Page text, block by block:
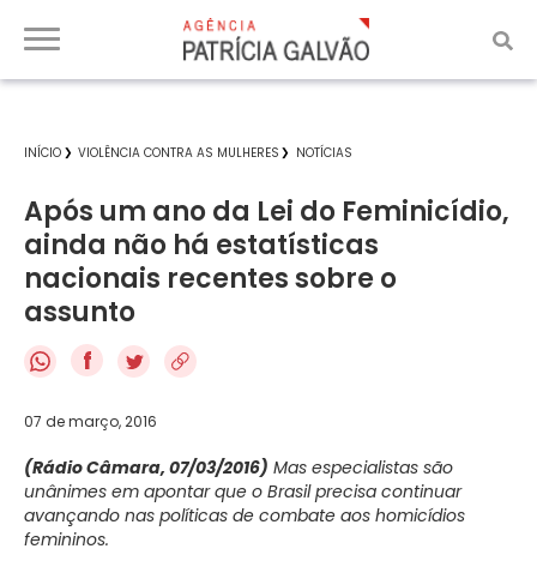
INÍCIO VIOLÊNCIA CONTRA AS MULHERES NOTÍCIAS
Após um ano da Lei do Feminicídio,
ainda não há estatísticas
nacionais recentes sobre o
assunto
f
07 de março, 2016
(Rádio Câmara, 07/03/2016) Mas especialistas são
unânimes em apontar que o Brasil precisa continuar
avançando nas políticas de combate aos homicídios
femininos.